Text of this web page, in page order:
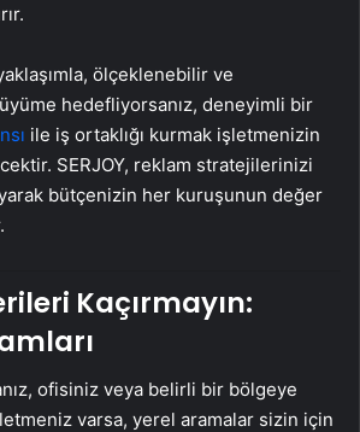
ölçeklenebilir ve
hedefliyorsanız, deneyimli bir
ile iş ortaklığı kurmak işletmenizin
SERJOY, reklam stratejilerinizi
bütçenizin her kuruşunun değer
Kaçırmayın:
ofisiniz veya belirli bir bölgeye
varsa, yerel aramalar sizin için